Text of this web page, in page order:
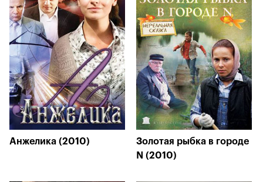
Анжелика (2010)
Золотая рыбка в городе
N (2010)